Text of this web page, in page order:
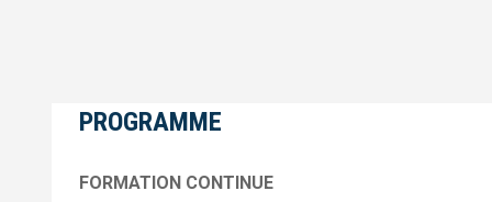
PROGRAMME
FORMATION CONTINUE